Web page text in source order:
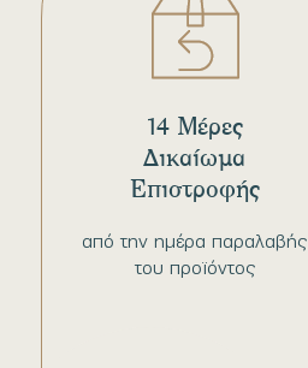
από την ημέρα παραλαβής
του προϊόντος
14 Μέρες
Δικαίωμα
Επιστροφής